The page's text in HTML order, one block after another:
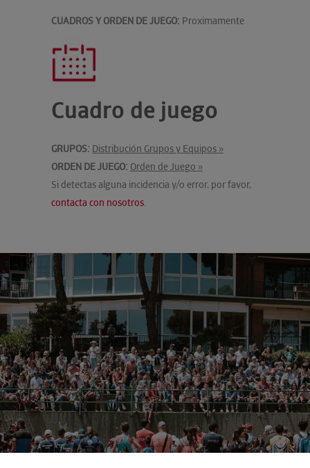
CUADROS Y ORDEN DE JUEGO: Proximamente
Cuadro de juego
GRUPOS: Distribución Grupos y Equipos »
ORDEN DE JUEGO: Orden de Juego »
Si detectas alguna incidencia y/o error, por favor,
contacta con nosotros.